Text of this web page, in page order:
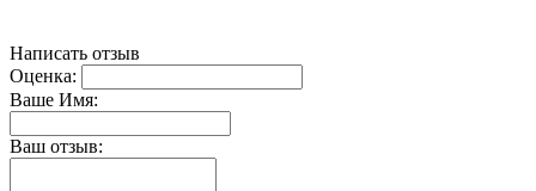
Написать отзыв
Оценка:
Ваше Имя:
Ваш отзыв: